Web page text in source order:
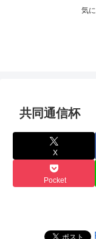
気
共同通信杯
X
Pocket